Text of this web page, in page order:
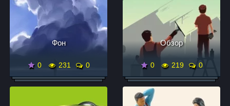
Фон
0 231 0
Обзор
0 219 0